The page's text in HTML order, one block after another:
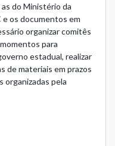
as do Ministério da
e os documentos em
organizar comitês
para
estadual, realizar
de materiais em prazos
organizadas pela